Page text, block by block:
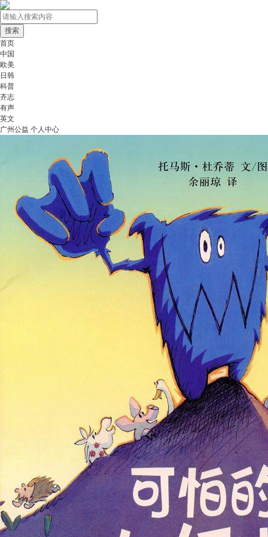
首页
中国
欧美
日韩
科普
齐志
有声
英文
广州公益 个人中心